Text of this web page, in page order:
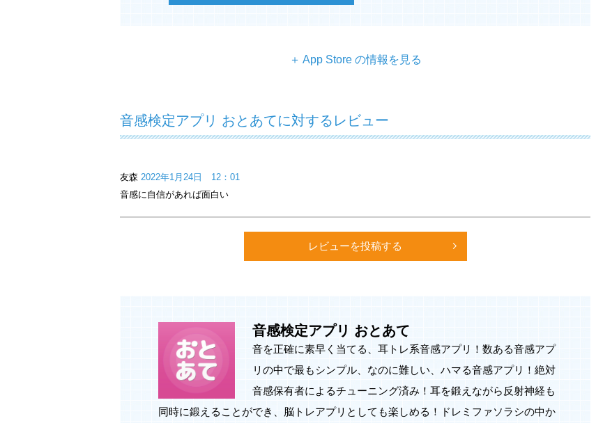
＋ App Store の情報を見る
最新バージョンにアップデートのうえ、おとあてを引き続きお楽しみください。
－－－－－－－－－－－－－－－－－－－－
●数ある音感アプリの中で最もシンプル、なのに難しい、ハマる音感アプリ！
●耳を鍛えながら反射神経も同時に鍛えることができ、脳トレアプリとしても楽しめる！
－－－－－－－－－－－－－－－－－－－－
ドレミファソラシの中からランダムに音が鳴るので、正解だと思うボタンをすばやくタップし
難易度の異なる５種類のゲームモードがあります。
難易度の低いゲームモードをクリアすることで、より難易度の高いゲームモードに挑戦するこ
とができます。
◇音感レベルを高めて検定結果をみんなに自慢しよう！
ゲームスコアに応じてあなたの音感レベルを検定します。スコアが上がるとより上位の音感レ
ベルに認定されます。検定結果はfacebook・Twitter・LINEに投稿することができます。
音感検定アプリ おとあてに対するレビュー
友森 2022年1月24日 12：01
音感に自信があれば面白い
レビューを投稿する
音感検定アプリ おとあて
音を正確に素早く当てる、耳トレ系音感アプリ！数ある音感アプ
リの中で最もシンプル、なのに難しい、ハマる音感アプリ！絶対
音感保有者によるチューニング済み！耳を鍛えながら反射神経も
同時に鍛えることができ、脳トレアプリとしても楽しめる！ドレミファソラシの中か